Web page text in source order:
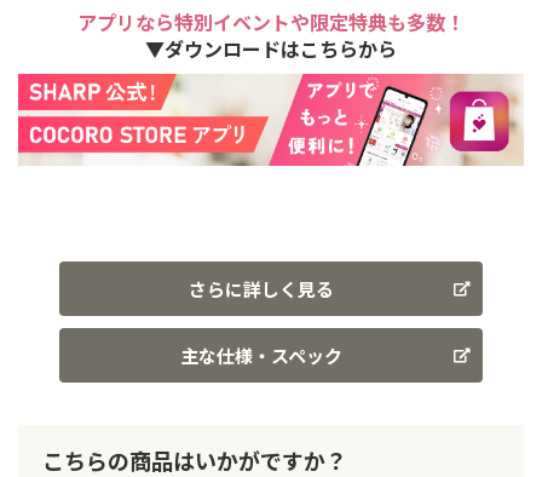
アプリなら特別イベントや限定特典も多数！
▼ダウンロードはこちらから
さらに詳しく見る
主な仕様・スペック
こちらの商品はいかがですか？